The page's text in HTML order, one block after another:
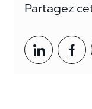
Partagez